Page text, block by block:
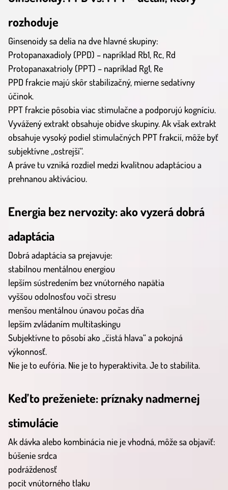
rozhoduje
Ginsenoidy sa delia na dve hlavné skupiny:
Protopanaxadioly (PPD) – napríklad Rb1, Rc, Rd
Protopanaxatrioly (PPT) – napríklad Rg1, Re
PPD frakcie majú skôr stabilizačný, mierne sedatívny
účinok.
PPT frakcie pôsobia viac stimulačne a podporujú kogníciu.
Vyvážený extrakt obsahuje obidve skupiny. Ak však extrakt
obsahuje vysoký podiel stimulačných PPT frakcií, môže byť
subjektívne „ostrejší“.
A práve tu vzniká rozdiel medzi kvalitnou adaptáciou a
prehnanou aktiváciou.
Energia bez nervozity: ako vyzerá dobrá
adaptácia
Dobrá adaptácia sa prejavuje:
stabilnou mentálnou energiou
lepším sústredením bez vnútorného napätia
vyššou odolnosťou voči stresu
menšou mentálnou únavou počas dňa
lepším zvládaním multitaskingu
Subjektívne to pôsobí ako „čistá hlava“ a pokojná
výkonnosť.
Nie je to eufória. Nie je to hyperaktivita. Je to stabilita.
Keď to preženiete: príznaky nadmernej
stimulácie
Ak dávka alebo kombinácia nie je vhodná, môže sa objaviť:
búšenie srdca
podráždenosť
pocit vnútorného tlaku